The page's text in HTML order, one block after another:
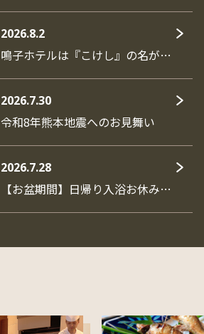
2026.8.2
鳴子ホテルは『こけし』の名が…
2026.7.30
令和8年熊本地震へのお見舞い
2026.7.28
【お盆期間】日帰り入浴お休み…